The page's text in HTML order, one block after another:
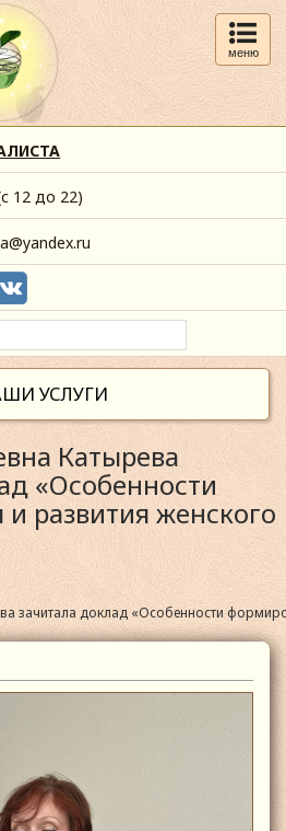
меню
12 до 22)
УСЛУГИ
Катырева
«Особенности
развития женского
зачитала доклад «Особенности